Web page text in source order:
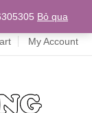
My Account
Bỏ qua